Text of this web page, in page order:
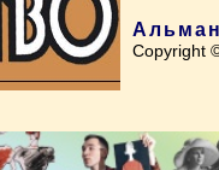
Copyright